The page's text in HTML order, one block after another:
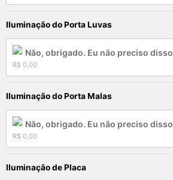
Iluminação do Porta Luvas
Não, obrigado. Eu não preciso disso
R$ 0,00
Iluminação do Porta Malas
Não, obrigado. Eu não preciso disso
R$ 0,00
Iluminação de Placa